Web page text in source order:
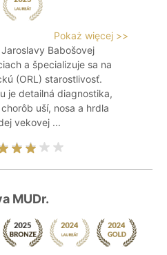
Pokaż więcej >>
Babošovej
a špecializuje sa na
(ORL) starostlivosť.
je detailná diagnostika,
uší, nosa a hrdla
vekovej ...
MUDr.